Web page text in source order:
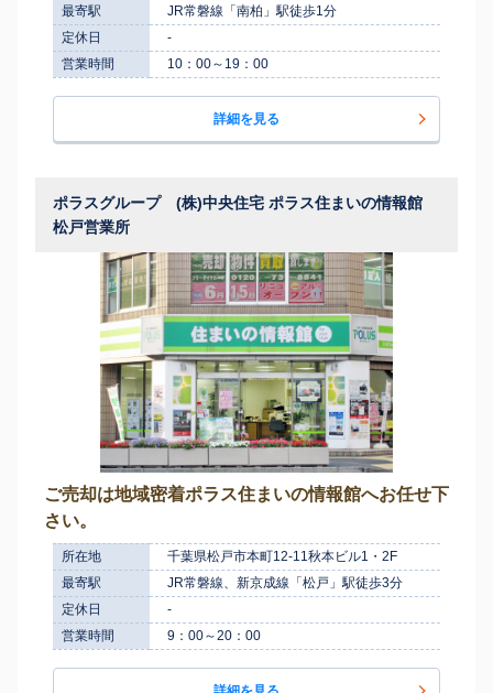
最寄駅
JR常磐線「南柏」駅徒歩1分
定休日
-
営業時間
10：00～19：00
詳細を見る
ポラスグループ (株)中央住宅 ポラス住まいの情報館
松戸営業所
ご売却は地域密着ポラス住まいの情報館へお任せ下
さい。
所在地
千葉県松戸市本町12-11秋本ビル1・2F
最寄駅
JR常磐線、新京成線「松戸」駅徒歩3分
定休日
-
営業時間
9：00～20：00